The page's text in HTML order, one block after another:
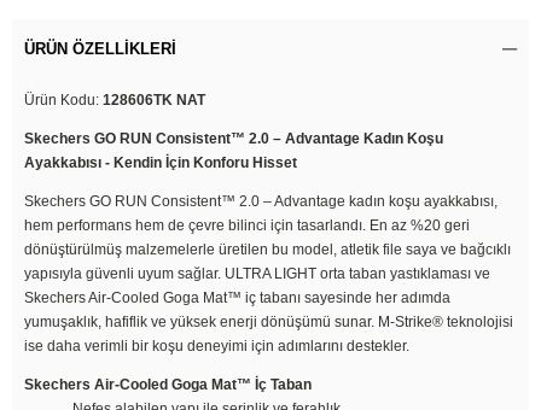
ÜRÜN ÖZELLIKLERI
Ürün Kodu: 128606TK NAT
Skechers GO RUN Consistent™ 2.0 – Advantage Kadın Koşu
Ayakkabısı - Kendin İçin Konforu Hisset
Skechers GO RUN Consistent™ 2.0 – Advantage kadın koşu ayakkabısı,
hem performans hem de çevre bilinci için tasarlandı. En az %20 geri
dönüştürülmüş malzemelerle üretilen bu model, atletik file saya ve bağcıklı
yapısıyla güvenli uyum sağlar. ULTRA LIGHT orta taban yastıklaması ve
Skechers Air-Cooled Goga Mat™ iç tabanı sayesinde her adımda
yumuşaklık, hafiflik ve yüksek enerji dönüşümü sunar. M-Strike® teknolojisi
ise daha verimli bir koşu deneyimi için adımlarını destekler.
Skechers Air-Cooled Goga Mat™ İç Taban